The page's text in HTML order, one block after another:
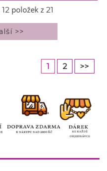
12 položek z 21
1 2 >>